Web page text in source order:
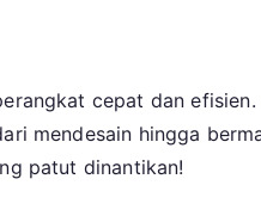
cepat dan
mendesain hingga
patut dinantikan!